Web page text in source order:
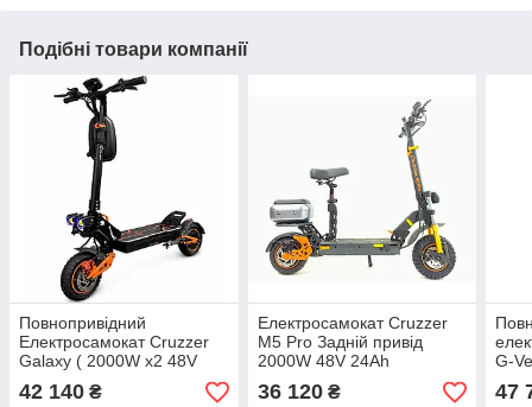
Подібні товари компанії
Повнопривідний
Електросамокат Cruzzer
Galaxy ( 2000W х2 48V
26Ah )
42 140 ₴
Електросамокат Cruzzer
M5 Pro Задній привід
2000W 48V 24Ah
36 120₴
G-
47